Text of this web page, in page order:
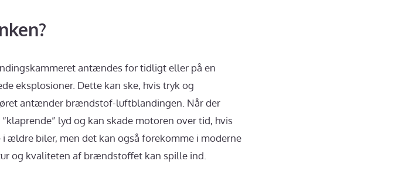
antændes for tidligt eller på en
eksplosioner. Dette kan ske, hvis tryk og
antænder brændstof-luftblandingen. Når der
lyd og kan skade motoren over tid, hvis
ældre biler, men det kan også forekomme i moderne
og kvaliteten af brændstoffet kan spille ind.